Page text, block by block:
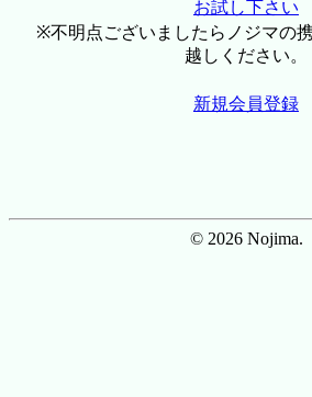
お試し下さい
※不明点ございましたらノジマの
越しください。
新規会員登録
© 2026 Nojima.